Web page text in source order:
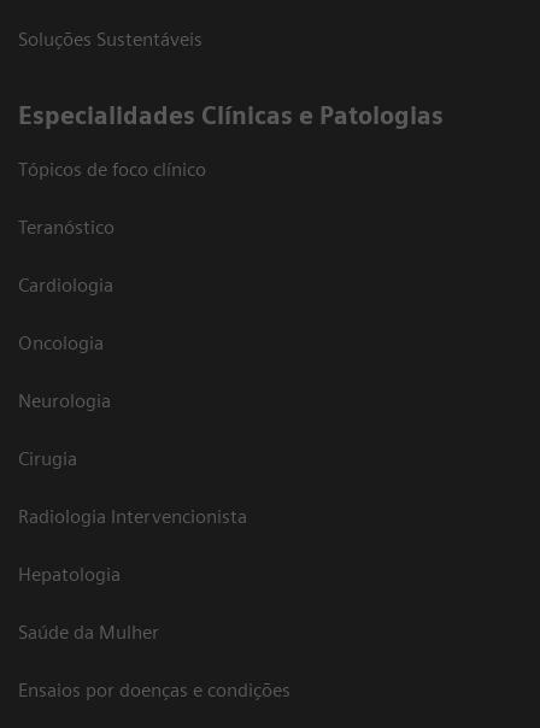
Soluções Sustentáveis
​Especialidades Clínicas e Patologias
Tópicos de foco clínico
Teranóstico
Cardiologia
Oncologia
Neurologia
Cirugia
Radiologia Intervencionista
Hepatologia
Saúde da Mulher
Ensaios por doenças e condições